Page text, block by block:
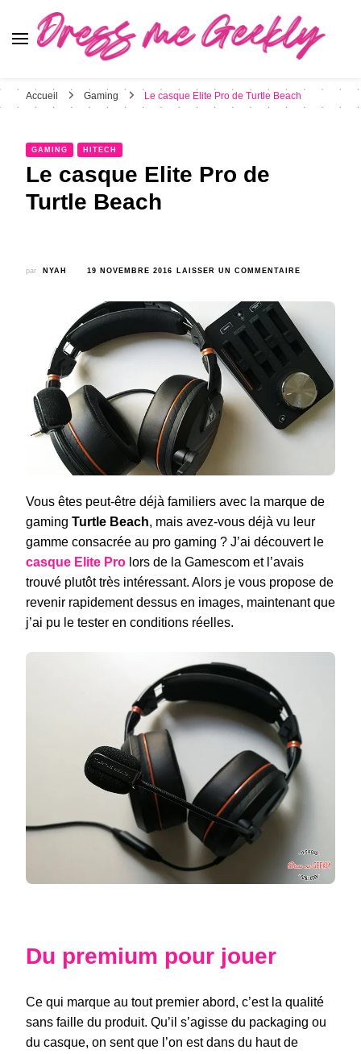
Accueil Gaming Le casque Elite Pro de Turtle Beach
GAMING HITECH
Le casque Elite Pro de
Turtle Beach
par NYAH 19 NOVEMBRE 2016 LAISSER UN COMMENTAIRE
DE
TURTLE
BEACH
Vous êtes peut-être déjà familiers avec la marque de
gaming Turtle Beach, mais avez-vous déjà vu leur
gamme consacrée au pro gaming ? J’ai découvert le
casque Elite Pro lors de la Gamescom et l’avais
trouvé plutôt très intéressant. Alors je vous propose de
revenir rapidement dessus en images, maintenant que
j’ai pu le tester en conditions réelles.
Du premium pour jouer
Ce qui marque au tout premier abord, c’est la qualité
sans faille du produit. Qu’il s’agisse du packaging ou
du casque, on sent que l’on est dans du haut de